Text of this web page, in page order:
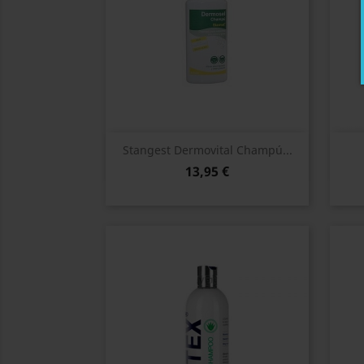
Stangest Dermovital Champú...
13,95 €
Vista rápida